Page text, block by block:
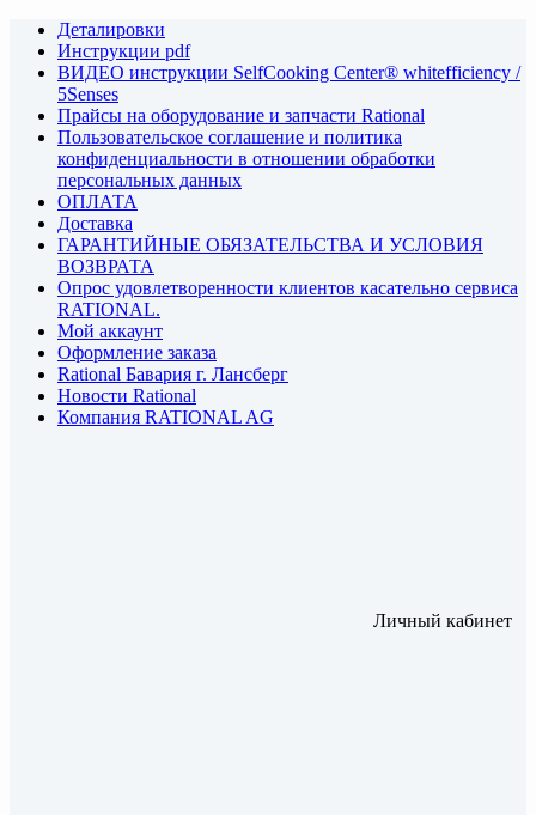
Деталировки
Инструкции pdf
ВИДЕО инструкции SelfCooking Center® whitefficiency /
5Senses
Прайсы на оборудование и запчасти Rational
Пользовательское соглашение и политика
конфиденциальности в отношении обработки
персональных данных
ОПЛАТА
Доставка
ГАРАНТИЙНЫЕ ОБЯЗАТЕЛЬСТВА И УСЛОВИЯ
ВОЗВРАТА
Опрос удовлетворенности клиентов касательно сервиса
RATIONAL.
Мой аккаунт
Оформление заказа
Rational Бавария г. Лансберг
Новости Rational
Компания RATIONAL AG
Личный кабинет